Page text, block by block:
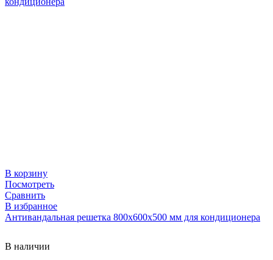
В корзину
Посмотреть
Сравнить
В избранное
Антивандальная решетка 800х600х500 мм для кондиционера
В наличии